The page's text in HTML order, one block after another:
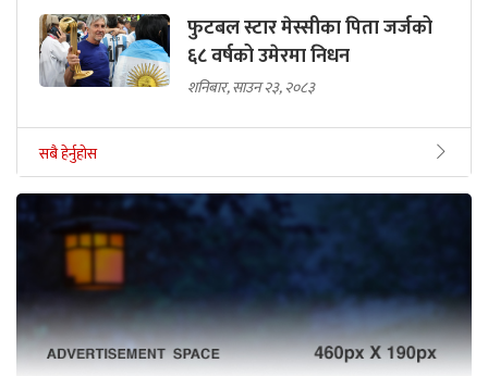
फुटबल स्टार मेस्सीका पिता जर्जको
६८ वर्षको उमेरमा निधन
शनिबार, साउन २३, २०८३
सबै हेर्नुहोस